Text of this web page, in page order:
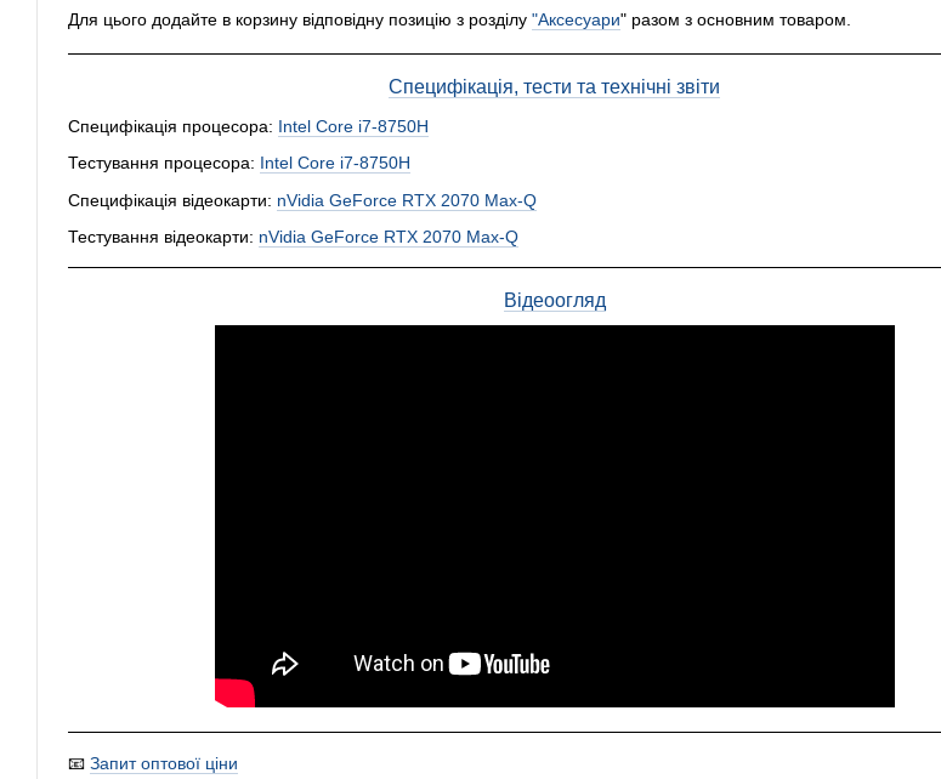
Для цього додайте в корзину відповідну позицію з розділу "Аксесуари" разом з основним товаром.
Специфікація, тести та технічні звіти
Специфікація процесора: Intel Core i7-8750H
Тестування процесора: Intel Core i7-8750H
Специфікація відеокарти: nVidia GeForce RTX 2070 Max-Q
Тестування відеокарти: nVidia GeForce RTX 2070 Max-Q
Відеоогляд
📧 Запит оптової ціни